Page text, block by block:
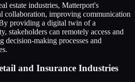
estate industries, Matterport's
collaboration, improving communication
providing a digital twin of a
stakeholders can remotely access and
decision-making processes and
and Insurance Industries